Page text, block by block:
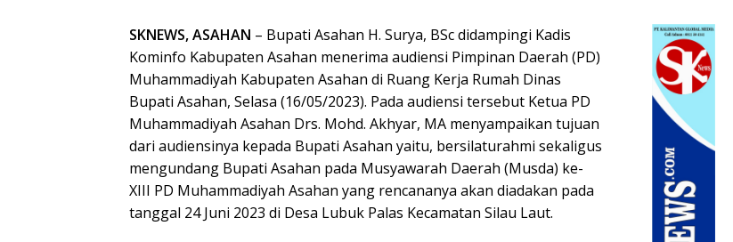
SKNEWS, ASAHAN – Bupati Asahan H. Surya, BSc didampingi Kadis
Kominfo Kabupaten Asahan menerima audiensi Pimpinan Daerah (PD)
Muhammadiyah Kabupaten Asahan di Ruang Kerja Rumah Dinas
Bupati Asahan, Selasa (16/05/2023). Pada audiensi tersebut Ketua PD
Muhammadiyah Asahan Drs. Mohd. Akhyar, MA menyampaikan tujuan
dari audiensinya kepada Bupati Asahan yaitu, bersilaturahmi sekaligus
mengundang Bupati Asahan pada Musyawarah Daerah (Musda) ke-
XIII PD Muhammadiyah Asahan yang rencananya akan diadakan pada
tanggal 24 Juni 2023 di Desa Lubuk Palas Kecamatan Silau Laut.